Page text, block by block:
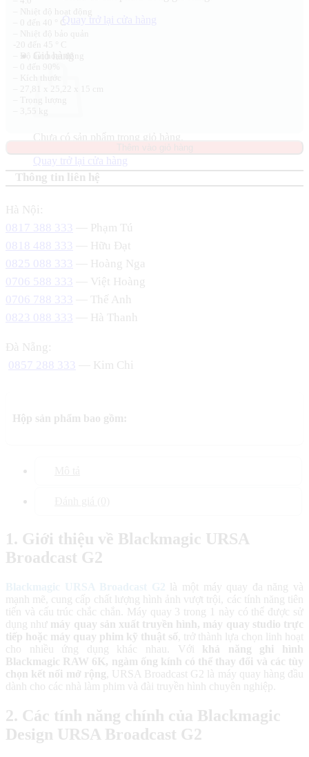
Chưa có sản phẩm trong giỏ hàng.
Quay trở lại cửa hàng
Thông tin liên hệ
Hà Nội:
0817 388 333
— Phạm Tú
0818 488 333
— Hữu Đạt
0825 088 333
— Hoàng Nga
0706 588 333
— Việt Hoàng
0706 788 333
— Thế Anh
0823 088 333
— Hà Thanh
Đà Nẵng:
0857 288 333
— Kim Chi
Hộp sản phẩm bao gồm:
1. Giới thiệu về Blackmagic URSA
Broadcast G2
là một máy quay đa năng và
mạnh mẽ, cung cấp chất lượng hình ảnh vượt trội, các tính năng tiên
tiến và cấu trúc chắc chắn. Máy quay 3 trong 1 này có thể được sử
dụng như máy quay sản xuất truyền hình, máy quay studio trực
tiếp hoặc máy quay phim kỹ thuật số , trở thành lựa chọn linh hoạt
cho nhiều ứng dụng khác nhau. Với khả năng ghi hình
Blackmagic RAW 6K, ngàm ống kính có thể thay đổi và các tùy
chọn kết nối mở rộng , URSA Broadcast G2 là máy quay hàng đầu
dành cho các nhà làm phim và đài truyền hình chuyên nghiệp.
2. Các tính năng chính của Blackmagic
Design URSA Broadcast G2